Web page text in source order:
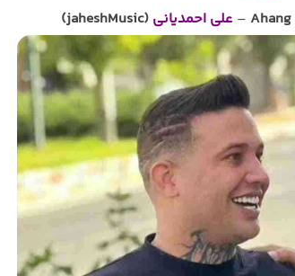
Ahang
– علی احمدیانی (jaheshMusic)